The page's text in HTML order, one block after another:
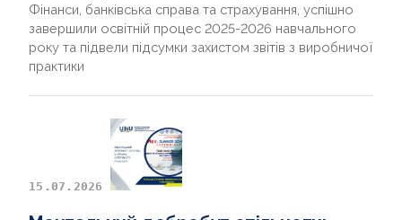
Фінанси, банківська справа та страхування, успішно
завершили освітній процес 2025-2026 навчального
року та підвели підсумки захистом звітів з виробничої
практики
15.07.2026